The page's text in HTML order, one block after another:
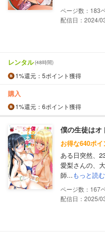
183
配信日：2024/
レンタル(48時間)
1%還元 ：5ポイント獲得
購入
1%還元 ：6ポイント獲得
僕の生徒はオ
お得な640ポ
ある日突然、
愛梨さんの、
師...もっと読む
167
配信日：2025/